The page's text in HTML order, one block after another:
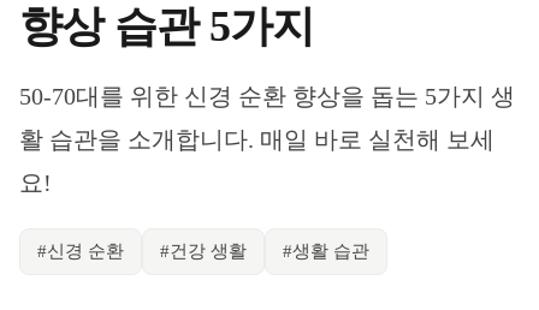
향상 습관 5가지
50-70대를 위한 신경 순환 향상을 돕는 5가지 생
활 습관을 소개합니다. 매일 바로 실천해 보세
요!
#신경 순환 #건강 생활 #생활 습관